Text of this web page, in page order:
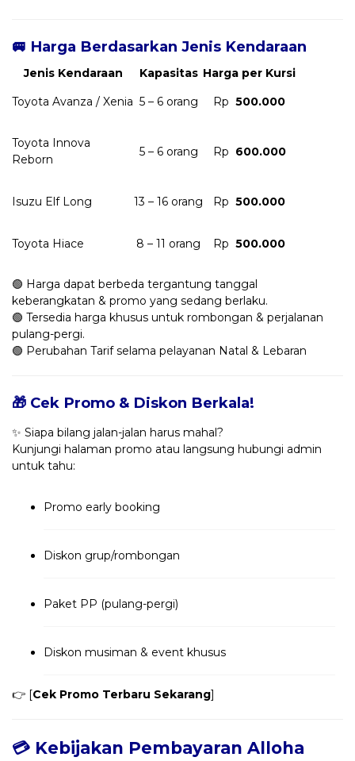
🚐 Harga Berdasarkan Jenis Kendaraan
Jenis Kendaraan Kapasitas Harga per Kursi
Toyota Avanza / Xenia 5 – 6 orang Rp 500.000
Toyota Innova
Reborn
5 – 6 orang Rp 600.000
Isuzu Elf Long 13 – 16 orang Rp 500.000
Toyota Hiace 8 – 11 orang Rp 500.000
🟢 Harga dapat berbeda tergantung tanggal
keberangkatan & promo yang sedang berlaku.
🟢 Tersedia harga khusus untuk rombongan & perjalanan
pulang-pergi.
🟢 Perubahan Tarif selama pelayanan Natal & Lebaran
🎁 Cek Promo & Diskon Berkala!
✨ Siapa bilang jalan-jalan harus mahal?
Kunjungi halaman promo atau langsung hubungi admin
untuk tahu:
Promo early booking
Diskon grup/rombongan
Paket PP (pulang-pergi)
Diskon musiman & event khusus
👉 [Cek Promo Terbaru Sekarang]
💳 Kebijakan Pembayaran Alloha